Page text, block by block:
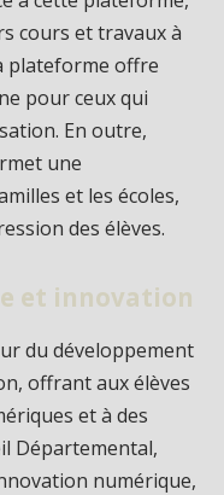
cours et travaux à
plateforme offre
pour ceux qui
En outre,
une
et les écoles,
des élèves.
et innovation
du développement
offrant aux élèves
et à des
Départemental,
numérique,